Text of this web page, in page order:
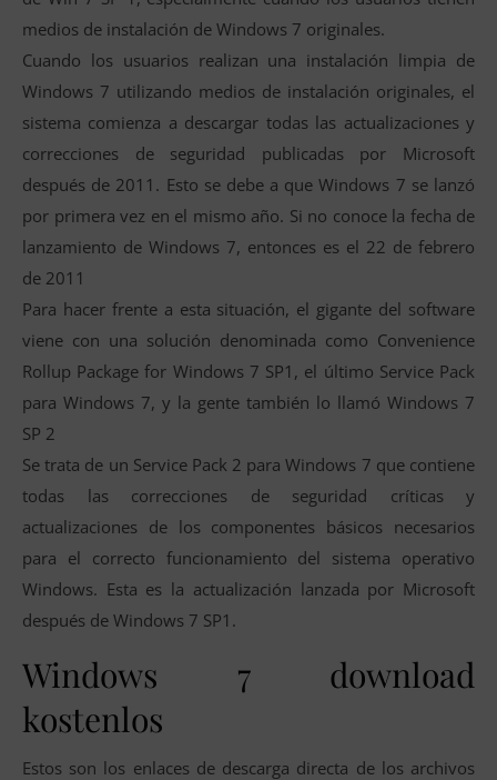
medios de instalación de Windows 7 originales.
Cuando los usuarios realizan una instalación limpia de
Windows 7 utilizando medios de instalación originales, el
sistema comienza a descargar todas las actualizaciones y
correcciones de seguridad publicadas por Microsoft
después de 2011. Esto se debe a que Windows 7 se lanzó
por primera vez en el mismo año. Si no conoce la fecha de
lanzamiento de Windows 7, entonces es el 22 de febrero
de 2011
Para hacer frente a esta situación, el gigante del software
viene con una solución denominada como Convenience
Rollup Package for Windows 7 SP1, el último Service Pack
para Windows 7, y la gente también lo llamó Windows 7
SP 2
Se trata de un Service Pack 2 para Windows 7 que contiene
todas las correcciones de seguridad críticas y
actualizaciones de los componentes básicos necesarios
para el correcto funcionamiento del sistema operativo
Windows. Esta es la actualización lanzada por Microsoft
después de Windows 7 SP1.
Windows 7 download
kostenlos
Estos son los enlaces de descarga directa de los archivos